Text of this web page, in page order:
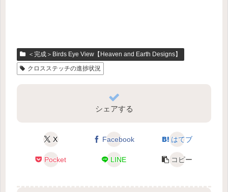
＜完成＞Birds Eye View【Heaven and Earth Designs】
クロスステッチの進捗状況
シェアする
X Facebook はてブ
Pocket LINE コピー